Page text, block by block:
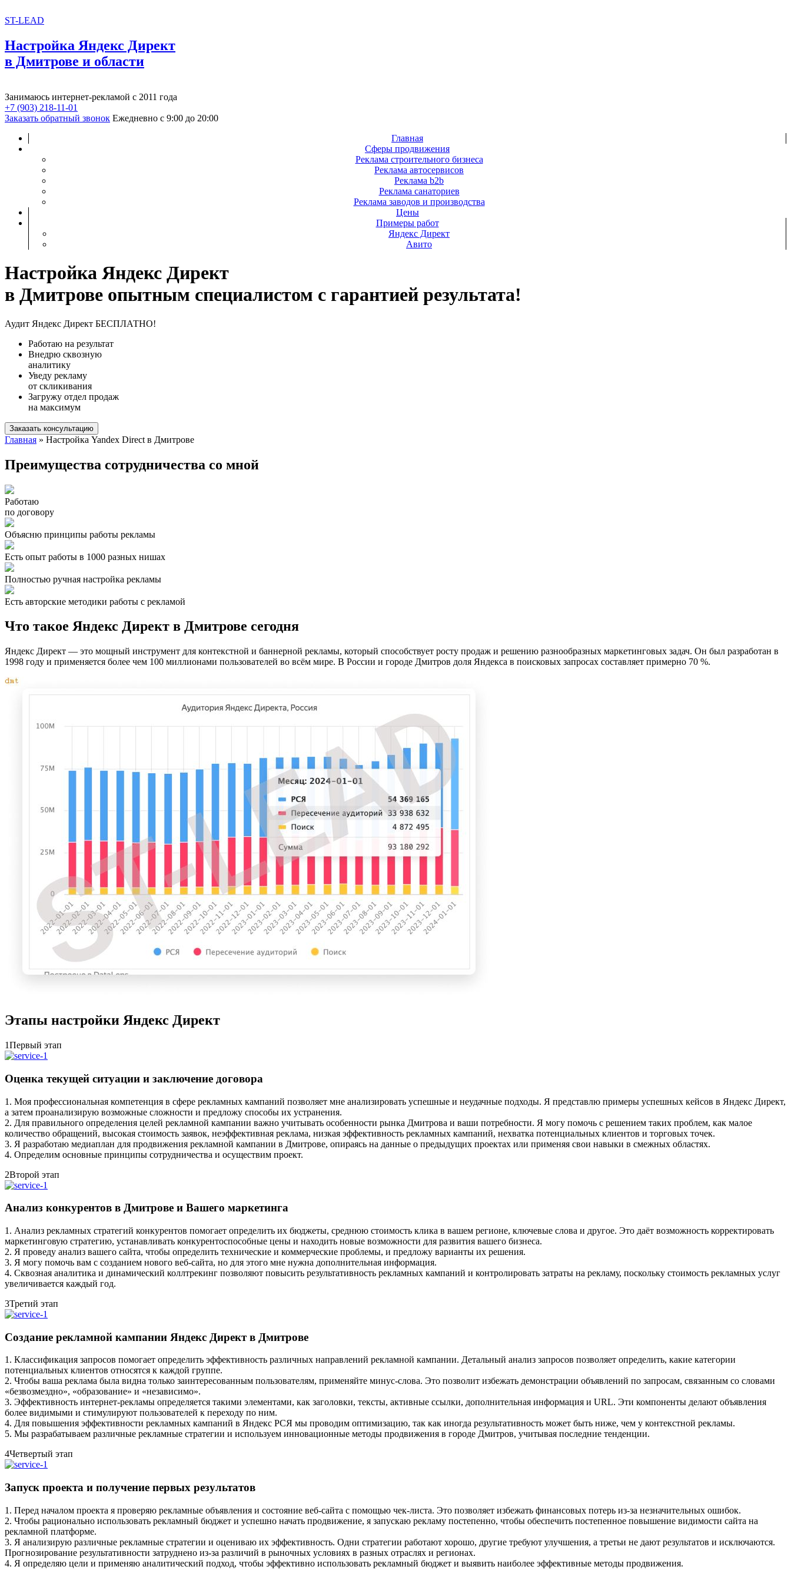
ST-LEAD
Настройка Яндекс Директ
в Дмитрове и области
Занимаюсь интернет-рекламой с 2011 года
+7 (903) 218-11-01
Заказать обратный звонок Ежедневно с 9:00 до 20:00
Главная
Сферы продвижения
Реклама строительного бизнеса
Реклама автосервисов
Реклама b2b
Реклама санаториев
Реклама заводов и производства
Цены
Примеры работ
Яндекс Директ
Авито
Настройка Яндекс Директ
в Дмитрове опытным специалистом с гарантией результата!
Аудит Яндекс Директ БЕСПЛАТНО!
Работаю на результат
Внедрю сквозную
аналитику
Уведу рекламу
от скликивания
Загружу отдел продаж
на максимум
Заказать консультацию
Главная » Настройка Yandex Direct в Дмитрове
Преимущества сотрудничества со мной
Работаю
по договору
Объясню принципы работы рекламы
Есть опыт работы в 1000 разных нишах
Полностью ручная настройка рекламы
Есть авторские методики работы с рекламой
Что такое Яндекс Директ в Дмитрове сегодня
Яндекс Директ — это мощный инструмент для контекстной и баннерной рекламы, который способствует росту продаж и решению разнообразных маркетинговых задач. Он был разработан в
1998 году и применяется более чем 100 миллионами пользователей во всём мире. В России и городе Дмитров доля Яндекса в поисковых запросах составляет примерно 70 %.
Этапы настройки Яндекс Директ
1Первый этап
Оценка текущей ситуации и заключение договора
1. Моя профессиональная компетенция в сфере рекламных кампаний позволяет мне анализировать успешные и неудачные подходы. Я представлю примеры успешных кейсов в Яндекс Директ,
а затем проанализирую возможные сложности и предложу способы их устранения.
2. Для правильного определения целей рекламной кампании важно учитывать особенности рынка Дмитрова и ваши потребности. Я могу помочь с решением таких проблем, как малое
количество обращений, высокая стоимость заявок, неэффективная реклама, низкая эффективность рекламных кампаний, нехватка потенциальных клиентов и торговых точек.
3. Я разработаю медиаплан для продвижения рекламной кампании в Дмитрове, опираясь на данные о предыдущих проектах или применяя свои навыки в смежных областях.
4. Определим основные принципы сотрудничества и осуществим проект.
2Второй этап
Анализ конкурентов в Дмитрове и Вашего маркетинга
1. Анализ рекламных стратегий конкурентов помогает определить их бюджеты, среднюю стоимость клика в вашем регионе, ключевые слова и другое. Это даёт возможность корректировать
маркетинговую стратегию, устанавливать конкурентоспособные цены и находить новые возможности для развития вашего бизнеса.
2. Я проведу анализ вашего сайта, чтобы определить технические и коммерческие проблемы, и предложу варианты их решения.
3. Я могу помочь вам с созданием нового веб-сайта, но для этого мне нужна дополнительная информация.
4. Сквозная аналитика и динамический коллтрекинг позволяют повысить результативность рекламных кампаний и контролировать затраты на рекламу, поскольку стоимость рекламных услуг
увеличивается каждый год.
3Третий этап
Создание рекламной кампании Яндекс Директ в Дмитрове
1. Классификация запросов помогает определить эффективность различных направлений рекламной кампании. Детальный анализ запросов позволяет определить, какие категории
потенциальных клиентов относятся к каждой группе.
2. Чтобы ваша реклама была видна только заинтересованным пользователям, применяйте минус-слова. Это позволит избежать демонстрации объявлений по запросам, связанным со словами
«безвозмездно», «образование» и «независимо».
3. Эффективность интернет-рекламы определяется такими элементами, как заголовки, тексты, активные ссылки, дополнительная информация и URL. Эти компоненты делают объявления
более видимыми и стимулируют пользователей к переходу по ним.
4. Для повышения эффективности рекламных кампаний в Яндекс РСЯ мы проводим оптимизацию, так как иногда результативность может быть ниже, чем у контекстной рекламы.
5. Мы разрабатываем различные рекламные стратегии и используем инновационные методы продвижения в городе Дмитров, учитывая последние тенденции.
4Четвертый этап
Запуск проекта и получение первых результатов
1. Перед началом проекта я проверяю рекламные объявления и состояние веб-сайта с помощью чек-листа. Это позволяет избежать финансовых потерь из-за незначительных ошибок.
2. Чтобы рационально использовать рекламный бюджет и успешно начать продвижение, я запускаю рекламу постепенно, чтобы обеспечить постепенное повышение видимости сайта на
рекламной платформе.
3. Я анализирую различные рекламные стратегии и оцениваю их эффективность. Одни стратегии работают хорошо, другие требуют улучшения, а третьи не дают результатов и исключаются.
Прогнозирование результативности затруднено из-за различий в рыночных условиях в разных отраслях и регионах.
4. Я определяю цели и применяю аналитический подход, чтобы эффективно использовать рекламный бюджет и выявить наиболее эффективные методы продвижения.